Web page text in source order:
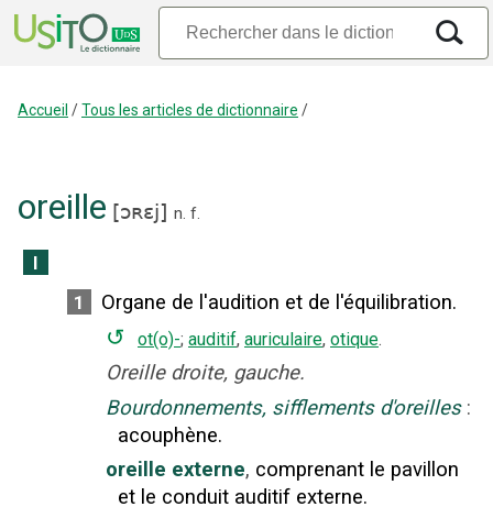
Accueil /Tous les articles de dictionnaire /
oreille [ɔʀɛj] n. f.
I
1
Organe de l'audition et de l'équilibration.
↺ ot(o)-; auditif, auriculaire, otique.
Oreille droite, gauche.
Bourdonnements, sifflements d'oreilles :
acouphène.
oreille externe, comprenant le pavillon
et le conduit auditif externe.